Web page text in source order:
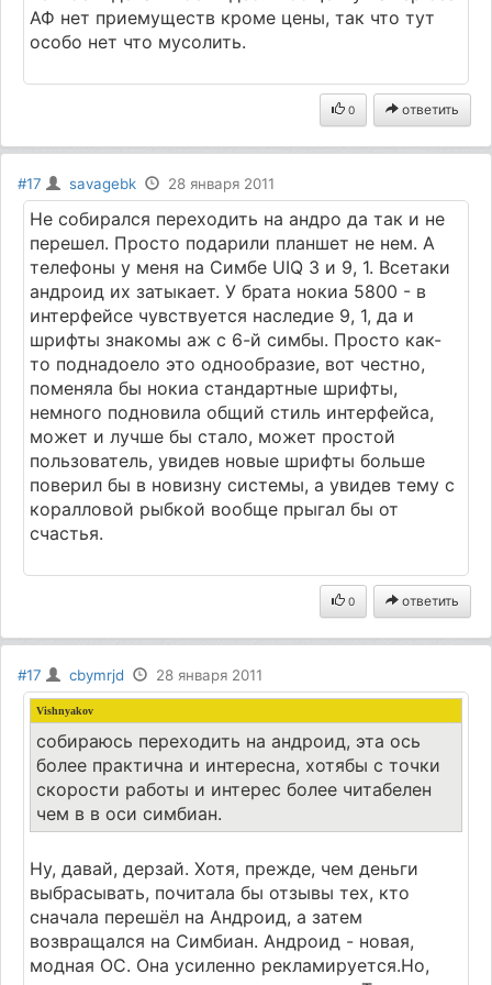
АФ нет приемуществ кроме цены, так что тут
особо нет что мусолить.
0 ответить
#17 savagebk 28 января 2011
Не собирался переходить на андро да так и не
перешел. Просто подарили планшет не нем. А
телефоны у меня на Симбе UIQ 3 и 9, 1. Всетаки
андроид их затыкает. У брата нокиа 5800 - в
интерфейсе чувствуется наследие 9, 1, да и
шрифты знакомы аж с 6-й симбы. Просто как-
то поднадоело это однообразие, вот честно,
поменяла бы нокиа стандартные шрифты,
немного подновила общий стиль интерфейса,
может и лучше бы стало, может простой
пользователь, увидев новые шрифты больше
поверил бы в новизну системы, а увидев тему с
коралловой рыбкой вообще прыгал бы от
счастья.
0 ответить
#17 cbymrjd 28 января 2011
Vishnyakov
собираюсь переходить на андроид, эта ось
более практична и интересна, хотябы с точки
скорости работы и интерес более читабелен
чем в в оси симбиан.
Ну, давай, дерзай. Хотя, прежде, чем деньги
выбрасывать, почитала бы отзывы тех, кто
сначала перешёл на Андроид, а затем
возвращался на Симбиан. Андроид - новая,
модная ОС. Она усиленно рекламируется.Но,